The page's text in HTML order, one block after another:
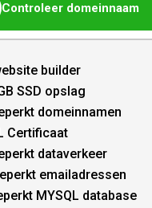
Controleer domeinnaam
builder
SSD opslag
domeinnamen
Certificaat
dataverkeer
emailadressen
MYSQL database